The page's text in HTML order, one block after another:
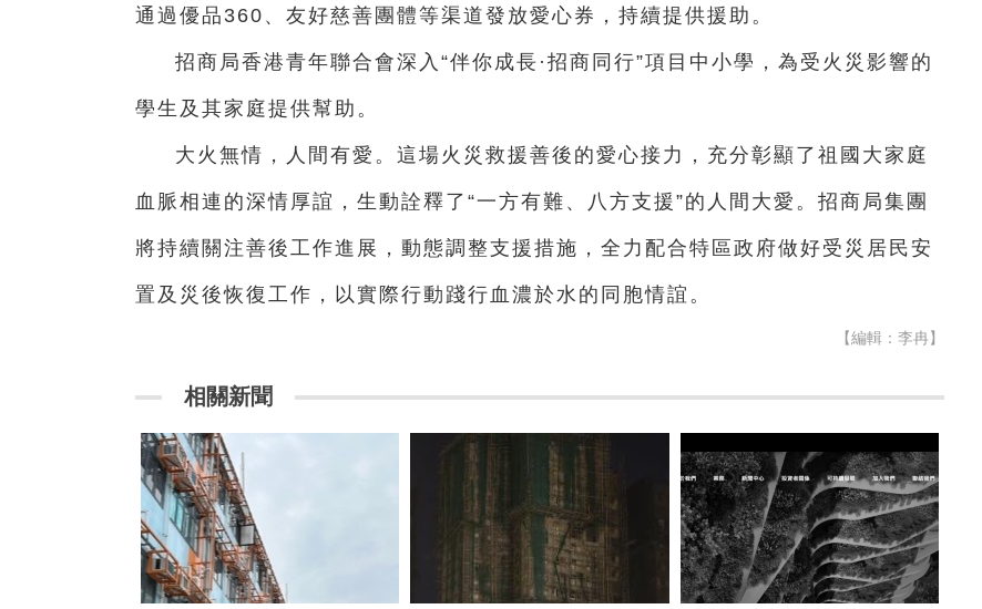
通過優品360、友好慈善團體等渠道發放愛心券，持續提供援助。
招商局香港青年聯合會深入“伴你成長·招商同行”項目中小學，為受火災影響的
學生及其家庭提供幫助。
大火無情，人間有愛。這場火災救援善後的愛心接力，充分彰顯了祖國大家庭
血脈相連的深情厚誼，生動詮釋了“一方有難、八方支援”的人間大愛。招商局集團
將持續關注善後工作進展，動態調整支援措施，全力配合特區政府做好受災居民安
置及災後恢復工作，以實際行動踐行血濃於水的同胞情誼。
【編輯：李冉】
相關新聞